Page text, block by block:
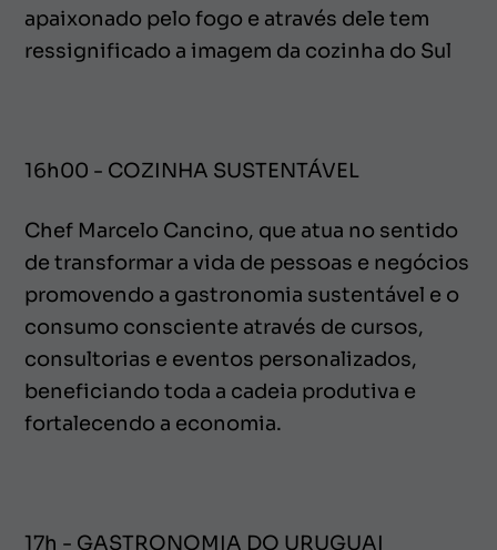
apaixonado pelo fogo e através dele tem
ressignificado a imagem da cozinha do Sul
16h00 - COZINHA SUSTENTÁVEL
Chef Marcelo Cancino, que atua no sentido
de transformar a vida de pessoas e negócios
promovendo a gastronomia sustentável e o
consumo consciente através de cursos,
consultorias e eventos personalizados,
beneficiando toda a cadeia produtiva e
fortalecendo a economia.
17h - GASTRONOMIA DO URUGUAI